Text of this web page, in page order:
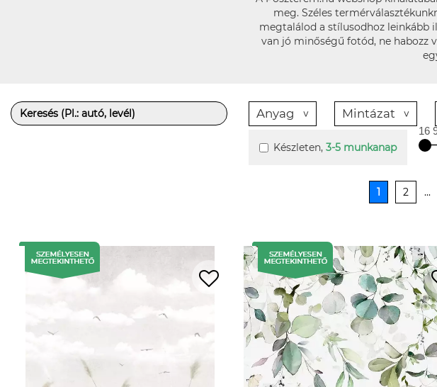
meg. Széles
megtalálod a stílusodhoz leinkább
van jó minőségű fotód, ne habozz
Anyag Mintázat
Készleten, 3-5 munkanap
16
1 2 ...